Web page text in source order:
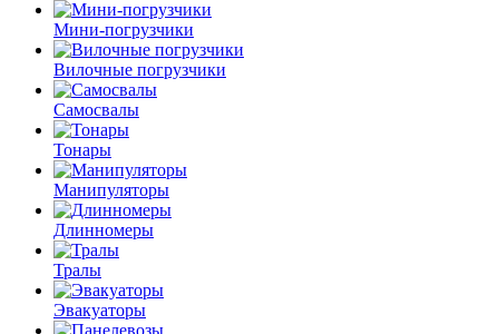
Мини-погрузчики
Вилочные погрузчики
Самосвалы
Тонары
Манипуляторы
Длинномеры
Тралы
Эвакуаторы